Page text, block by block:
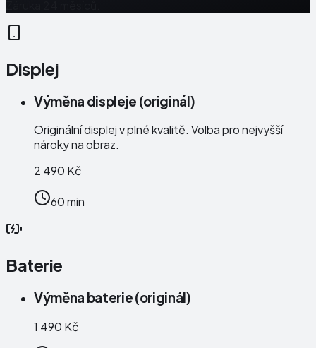
Displej
Výměna displeje (originál)
Originální displej v plné kvalitě. Volba pro nejvyšší
nároky na obraz.
2 490 Kč
60 min
Baterie
Výměna baterie (originál)
1 490 Kč